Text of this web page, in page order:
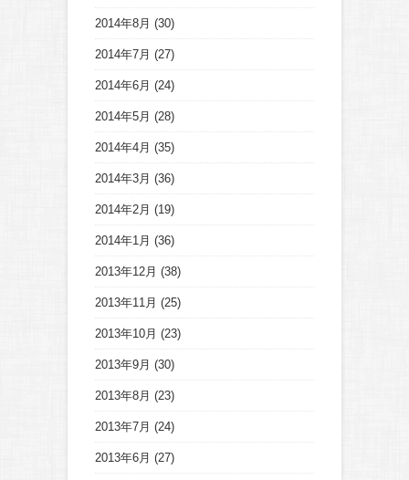
2014年8月 (30)
2014年7月 (27)
2014年6月 (24)
2014年5月 (28)
2014年4月 (35)
2014年3月 (36)
2014年2月 (19)
2014年1月 (36)
2013年12月 (38)
2013年11月 (25)
2013年10月 (23)
2013年9月 (30)
2013年8月 (23)
2013年7月 (24)
2013年6月 (27)